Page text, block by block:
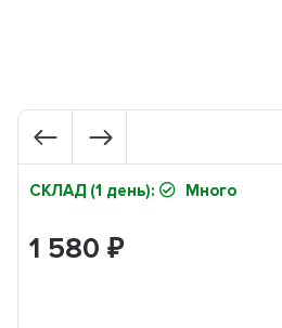
СКЛАД (1 день): Много
1 580₽